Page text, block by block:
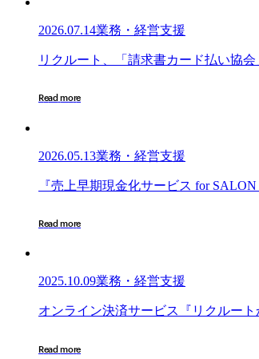
2026.07.14業務・経営支援
リ
ル
求
書
カ
ド
協
に
盟
リ ク ルー ト 「 請求書カー ド払い協会
Read more
2026.05.13業務・経営支援
『売
早
化
サ
ー
ス
『売 上早期現金化サー ビス for SALON
Read more
2025.10.09業務・経営支援
オ
ラ
オンライ ン決済サー ビス 『 リ ク ルー ト
Read more